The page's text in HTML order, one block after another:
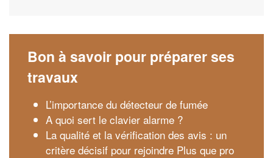
Bon à savoir pour préparer ses
travaux
L’importance du détecteur de fumée
A quoi sert le clavier alarme ?
La qualité et la vérification des avis : un
critère décisif pour rejoindre Plus que pro